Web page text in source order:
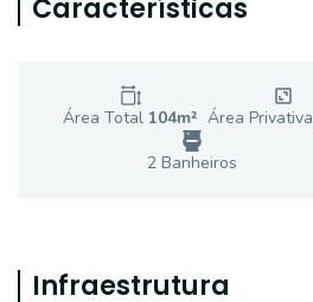
Características
Área Total 104m² Área Privativa
2 Banheiros
Infraestrutura